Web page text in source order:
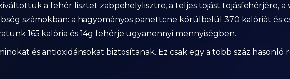
a fehér lisztet zabpehelylisztre, a teljes tojást tojásfehérjére, a
számokban: a hagyományos panettone körülbelül 370 kalóriát és
165 kalória és 14g fehérje ugyanennyi mennyiségben.
és antioxidánsokat biztosítanak. Ez csak egy a több száz